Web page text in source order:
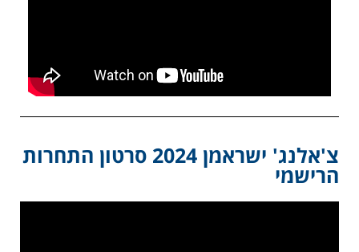
צ'אלנג' ישראמן 2024 סרטון התחרות
הרישמי